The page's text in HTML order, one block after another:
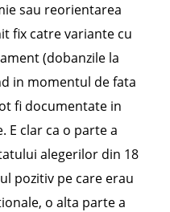
sau reorientarea
fix catre variante cu
(dobanzile la
in momentul de fata
fi documentate in
E clar ca o parte a
alegerilor din 18
pozitiv pe care erau
o alta parte a